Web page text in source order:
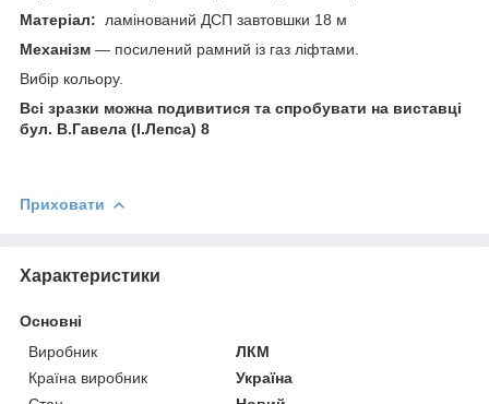
Матеріал: ламінований ДСП завтовшки 18 м
Механізм — посилений рамний із газ ліфтами.
Вибір кольору.
Всі зразки можна подивитися та спробувати на виставці
бул. В.Гавела (І.Лепса) 8
Приховати
Характеристики
Основні
Виробник
ЛКМ
Країна виробник
Україна